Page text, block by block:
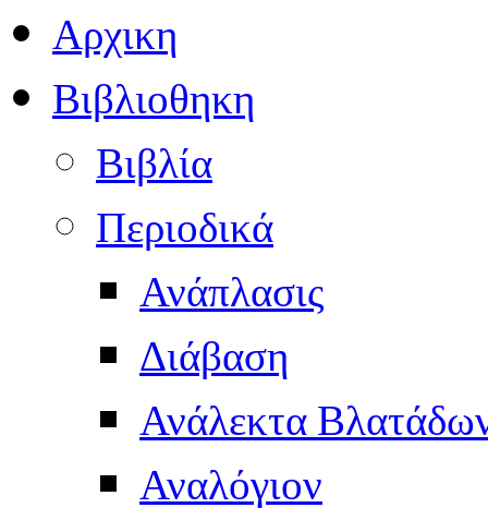
Αρχικη
Βιβλιοθηκη
Βιβλία
Περιοδικά
Ανάπλασις
Διάβαση
Ανάλεκτα
Αναλόγιον